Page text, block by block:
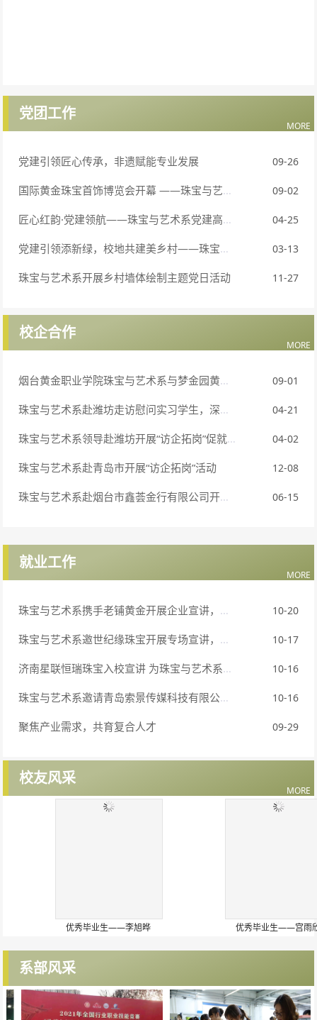
党团工作
MORE
党建引领匠心传承，非遗赋能专业发展 09-26
国际黄金珠宝首饰博览会开幕 ——珠宝与艺术系“免费珠宝鉴定”服务成惠民亮点 09-02
匠心红韵·党建领航——珠宝与艺术系党建高水平建设座谈会 04-25
党建引领添新绿，校地共建美乡村——珠宝与艺术系党总支联合辛庄镇政府开展植树节主题党日活动 03-13
珠宝与艺术系开展乡村墙体绘制主题党日活动 11-27
校企合作
MORE
烟台黄金职业学院珠宝与艺术系与梦金园黄金珠宝集团召开订单班启动仪式 09-01
珠宝与艺术系赴潍坊走访慰问实习学生，深化实践育人成果 04-21
珠宝与艺术系领导赴潍坊开展“访企拓岗”促就业专项行动 04-02
珠宝与艺术系赴青岛市开展“访企拓岗”活动 12-08
珠宝与艺术系赴烟台市鑫荟金行有限公司开展“访企拓岗”活动 06-15
就业工作
MORE
珠宝与艺术系携手老铺黄金开展企业宣讲，搭建校企就业桥梁 10-20
珠宝与艺术系邀世纪缘珠宝开展专场宣讲，打通学生就业与企业用人通道 10-17
济南星联恒瑞珠宝入校宣讲 为珠宝与艺术系学子 铺就职业坦途 10-16
珠宝与艺术系邀请青岛索景传媒科技有限公司进校宣讲 10-16
聚焦产业需求，共育复合人才 09-29
校友风采
MORE
优秀毕业生——李旭晔 优秀毕业生——宫雨欣
系部风采